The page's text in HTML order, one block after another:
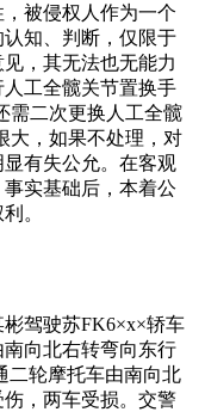
被侵权人作为一个
知、判断，仅限于
，其无法也无能力
工全髋关节置换手
需二次更换人工全髋
大，如果不处理，对
有失公允。在客观
实基础后，本着公
。
彬驾驶苏FK6×x×轿车
向北右转弯向东行
二轮摩托车由南向北
，两车受损。交警